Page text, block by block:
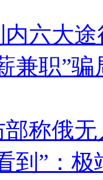
六大
兼职”
称俄
到”：